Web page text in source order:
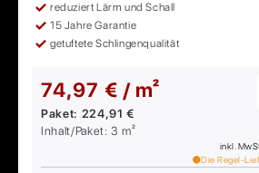
reduziert Lärm und Schall
15 Jahre Garantie
getuftete Schlingenqualität
74,97 € / m²
Paket: 224,91 €
Inhalt/Paket:3 m²
inkl.
Die Regel-